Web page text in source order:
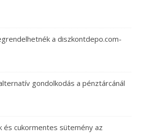
a diszkontdepo.com-
gondolkodás a pénztárcánál
és cukormentes sütemény az